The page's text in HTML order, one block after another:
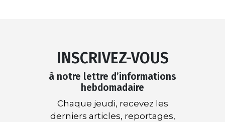
INSCRIVEZ-VOUS
à notre lettre d’informations
hebdomadaire
Chaque jeudi, recevez les
derniers articles, reportages,